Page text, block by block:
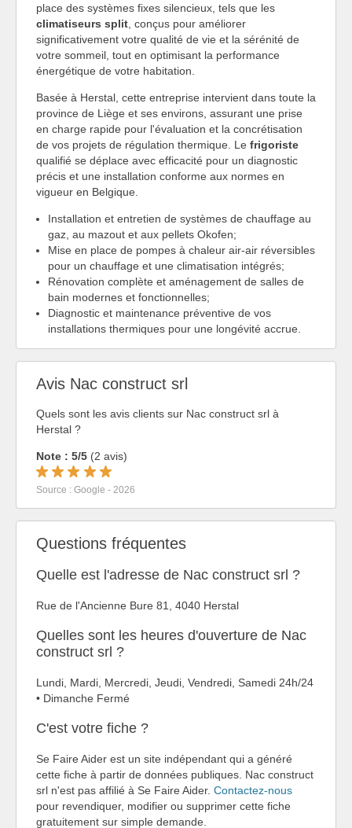
place des systèmes fixes silencieux, tels que les
climatiseurs split , conçus pour améliorer
significativement votre qualité de vie et la sérénité de
votre sommeil, tout en optimisant la performance
énergétique de votre habitation.
Basée à Herstal, cette entreprise intervient dans toute la
province de Liège et ses environs, assurant une prise
en charge rapide pour l'évaluation et la concrétisation
de vos projets de régulation thermique. Le frigoriste
qualifié se déplace avec efficacité pour un diagnostic
précis et une installation conforme aux normes en
vigueur en Belgique.
Installation et entretien de systèmes de chauffage au
gaz, au mazout et aux pellets Okofen;
Mise en place de pompes à chaleur air-air réversibles
pour un chauffage et une climatisation intégrés;
Rénovation complète et aménagement de salles de
bain modernes et fonctionnelles;
Diagnostic et maintenance préventive de vos
installations thermiques pour une longévité accrue.
Avis Nac construct srl
Quels sont les avis clients sur Nac construct srl à
Herstal ?
Note : 5/5 (2 avis)
Source : Google - 2026
Questions fréquentes
Quelle est l'adresse de Nac construct srl ?
Rue de l'Ancienne Bure 81, 4040 Herstal
Quelles sont les heures d'ouverture de Nac
construct srl ?
Lundi, Mardi, Mercredi, Jeudi, Vendredi, Samedi 24h/24
• Dimanche Fermé
C'est votre fiche ?
Se Faire Aider est un site indépendant qui a généré
cette fiche à partir de données publiques. Nac construct
srl n'est pas affilié à Se Faire Aider. Contactez-nous
pour revendiquer, modifier ou supprimer cette fiche
gratuitement sur simple demande.